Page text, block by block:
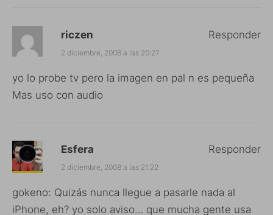
riczen
2 diciembre, 2008 a las 20:27
yo lo probe tv pero la imagen en pal n es pequeña
Mas uso con audio
Responder
Esfera
2 diciembre, 2008 a las 21:22
gokeno: Quizás nunca llegue a pasarle nada al
iPhone, eh? yo solo aviso… que mucha gente usa
Responder